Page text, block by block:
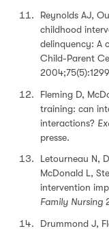
Reynolds AJ,
childhood
delinquency: A
Child-Parent
Fleming D,
training: can
interactions?
presse.
Letourneau N,
McDonald L,
intervention
Family Nursing
Drummond J,